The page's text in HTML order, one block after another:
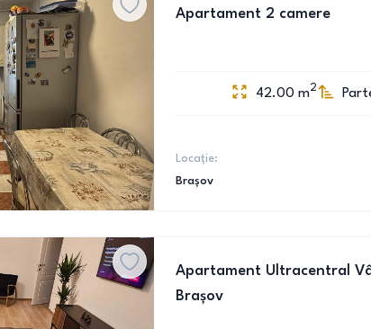
Apartament 2 camere
42.00 m2
Locație:
Brașov
Apartament Ultracentral
Brașov